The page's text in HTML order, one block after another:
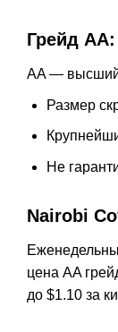
Грейд
AA — высший
Размер
Не
Nairobi
цена AA
до $1.10 за